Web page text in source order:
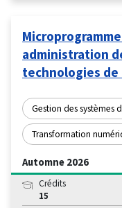
administration
technologies
Gestion des systèmes
Transformation
Automne 2026
Crédits
15